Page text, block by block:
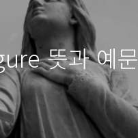
뜻과 예문